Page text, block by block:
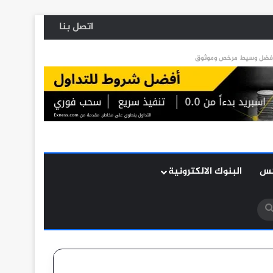
اتصل بنا
البنوك الالكترونية
بحث
عن